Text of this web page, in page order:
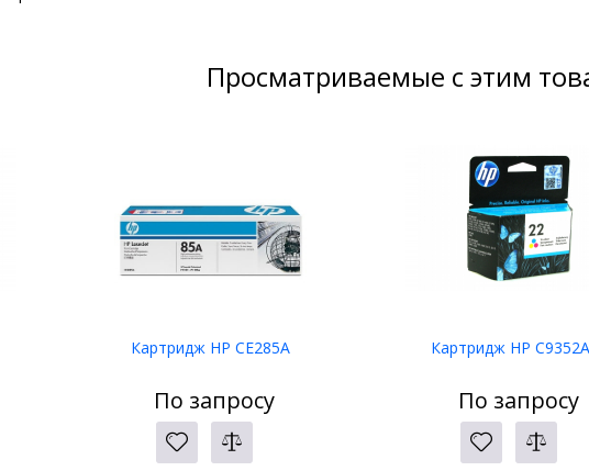
Просматриваемые с этим
Картридж HP CE285A
По запросу
Картридж HP
По запросу